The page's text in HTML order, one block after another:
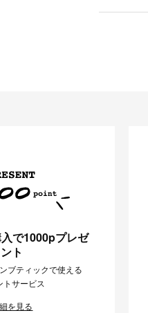
で1000pプレゼ
ント
ブティックで使える
トサービス
を見る